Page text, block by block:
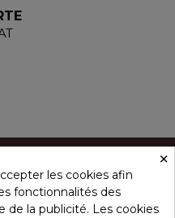
×
les cookies afin
fonctionnalités des
de la publicité. Les cookies